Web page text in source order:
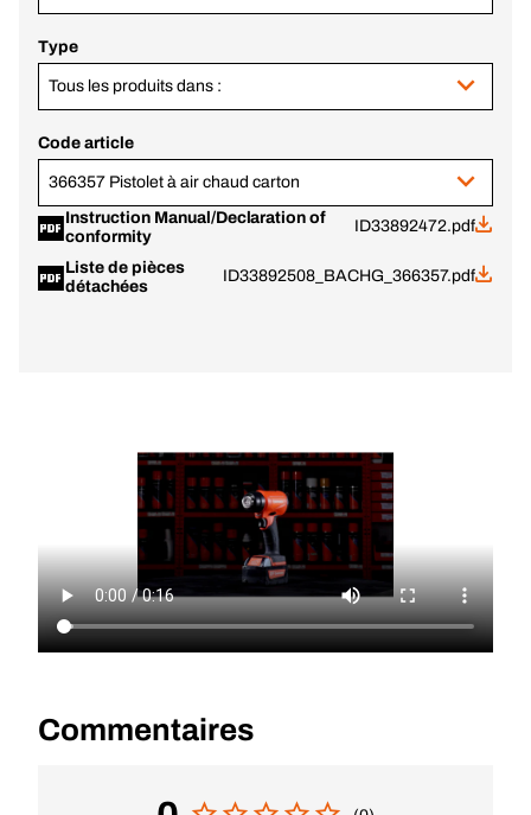
Type
Tous les produits dans :
Code article
366357 Pistolet à air chaud carton
Instruction Manual/Declaration of
conformity
ID33892472.pdf
Liste de pièces
détachées
ID33892508_BACHG_366357.pdf
Commentaires